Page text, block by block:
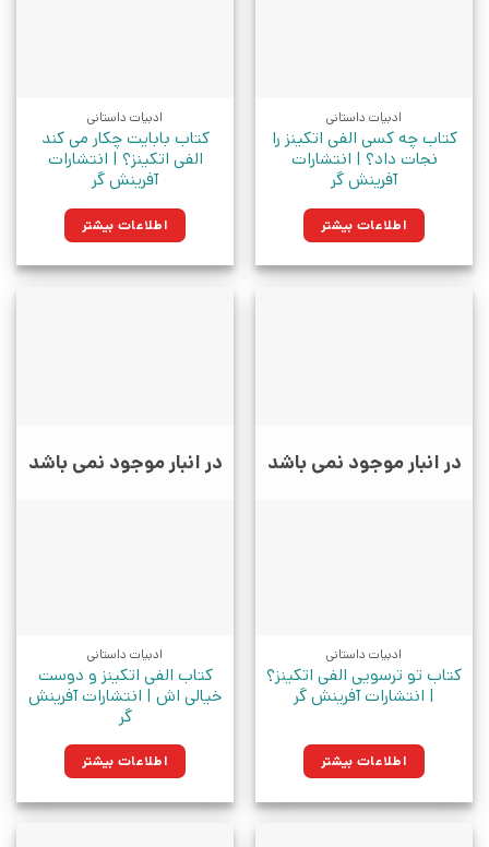
ادبیات داستانی
کتاب چه کسی الفی اتکینز را
نجات داد؟ | انتشارات
آفرینش گر
اطلاعات بیشتر
ادبیات داستانی
کتاب بابایت چکار می کند
الفی اتکینز؟ | انتشارات
آفرینش گر
اطلاعات بیشتر
در انبار موجود نمی باشد
ادبیات داستانی
کتاب تو ترسویی الفی اتکینز؟
| انتشارات آفرینش گر
اطلاعات بیشتر
در انبار موجود نمی باشد
ادبیات داستانی
کتاب الفی اتکینز و دوست
خیالی اش | انتشارات آفرینش
گر
اطلاعات بیشتر